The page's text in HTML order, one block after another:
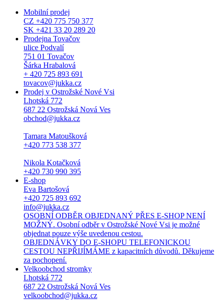
Mobilní prodej
CZ +420 775 750 377
SK +421 33 20 289 20
Prodejna Tovačov
ulice Podvalí
751 01 Tovačov
Šárka Hrabalová
+ 420 725 893 691
tovacov@jukka.cz
Prodej v Ostrožské Nové Vsi
Lhotská 772
687 22 Ostrožská Nová Ves
obchod@jukka.cz
Tamara Matoušková
+420 773 538 377
Nikola Kotačková
+420 730 990 395
E-shop
Eva Bartošová
+420 725 893 692
info@jukka.cz
OSOBNÍ ODBĚR OBJEDNANÝ PŘES E-SHOP NENÍ
MOŽNÝ. Osobní odběr v Ostrožské Nové Vsi je možné
objednat pouze výše uvedenou cestou.
OBJEDNÁVKY DO E-SHOPU TELEFONICKOU
CESTOU NEPŘIJÍMÁME z kapacitních důvodů. Děkujeme
za pochopení.
Velkoobchod stromky
Lhotská 772
687 22 Ostrožská Nová Ves
velkoobchod@jukka.cz